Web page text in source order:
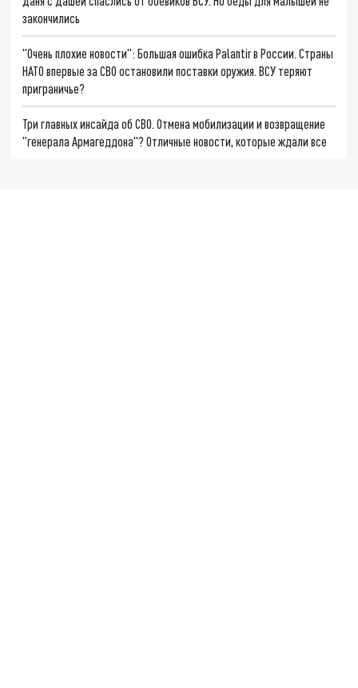
закончились
"Очень плохие новости": Большая ошибка Palantir в России. Страны
НАТО впервые за СВО остановили поставки оружия. ВСУ теряют
приграничье?
Три главных инсайда об СВО. Отмена мобилизации и возвращение
"генерала Армагеддона"? Отличные новости, которые ждали все